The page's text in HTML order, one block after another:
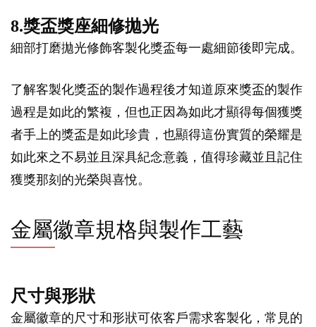
8.獎盃獎座細修拋光
細部打磨拋光修飾客製化獎盃每一處細節後即完成。
了解客製化獎盃的製作過程後才知道原來獎盃的製作
過程是如此的繁複，但也正因為如此才顯得每個獲獎
者手上的獎盃是如此珍貴，也顯得這份實質的榮耀是
如此來之不易並且深具紀念意義，值得珍藏並且記住
獲獎那刻的光榮與喜悅。
金屬徽章規格與製作工藝
尺寸與形狀
金屬徽章的尺寸和形狀可依客戶需求客製化，常見的